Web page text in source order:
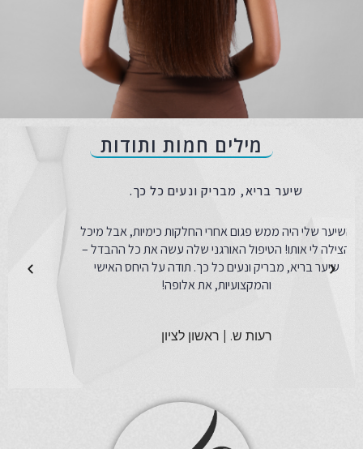
מילים חמות ותודות
שיער בריא, מבריק ונעים כל כך.
השיער שלי היה ממש פגום אחרי החלקות כימיות, אבל מיכל
הצילה לי אותו! הטיפול האורגני שלה עשה את כל ההבדל –
שיער בריא, מבריק ונעים כל כך. תודה על היחס האישי
והמקצועיות, את אלופה!
רעות ש. | ראשון לציון